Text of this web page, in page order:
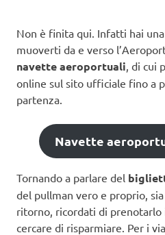
Non è finita qui. Infatti hai
muoverti da e verso
navette aeroportuali, di cui
online sul sito ufficiale fino a
partenza.
Navette
Tornando a parlare del
del pullman vero e proprio,
ritorno, ricordati di prenotarlo
cercare di risparmiare. Per i